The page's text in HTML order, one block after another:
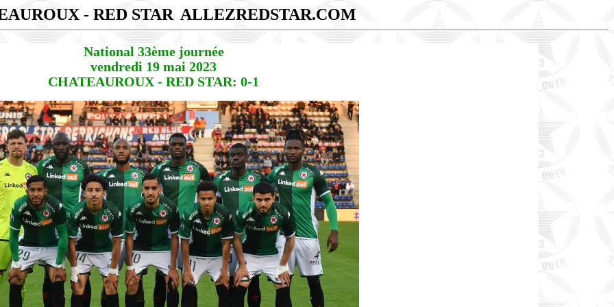
- RED STAR ALLEZREDSTAR.COM
National 33ème journée
vendredi 19 mai 2023
CHATEAUROUX - RED STAR: 0-1